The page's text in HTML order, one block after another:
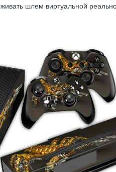
шлем виртуальной